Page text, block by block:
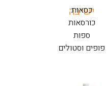
ישיבה
כסאות
כורסאות
ספות
פופים וסטולים